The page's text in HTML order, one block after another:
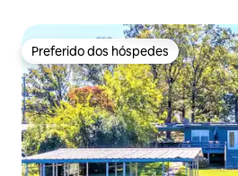
Preferido dos hóspedes
Preferido dos hóspedes